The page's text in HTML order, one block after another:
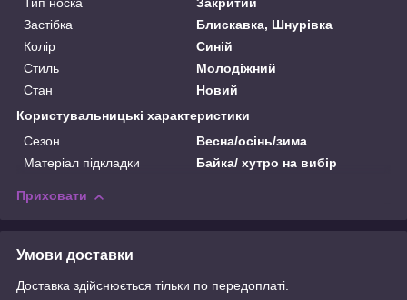
Тип носка
Закритий
Застібка
Блискавка, Шнурівка
Колір
Синій
Стиль
Молодіжний
Стан
Новий
Користувальницькі характеристики
Сезон
Весна/осінь/зима
Матеріал підкладки
Байка/ хутро на вибір
Приховати
Умови доставки
Доставка здійснюється тільки по передоплаті.